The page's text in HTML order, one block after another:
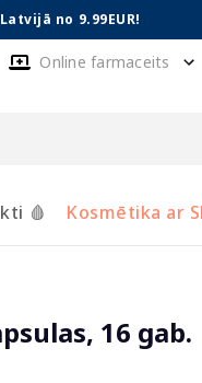
no 9.99EUR!
Online farmaceits
🩸 Kosmētika ar
16 gab.